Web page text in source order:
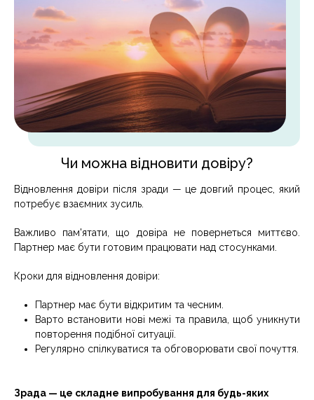
Чи можна відновити довіру?
Відновлення довіри після зради — це довгий процес, який
потребує взаємних зусиль.
Важливо пам'ятати, що довіра не повернеться миттєво.
Партнер має бути готовим працювати над стосунками.
Кроки для відновлення довіри:
Партнер має бути відкритим та чесним.
Варто встановити нові межі та правила, щоб уникнути
повторення подібної ситуації.
Регулярно спілкуватися та обговорювати свої почуття.
Зрада — це складне випробування для будь-яких